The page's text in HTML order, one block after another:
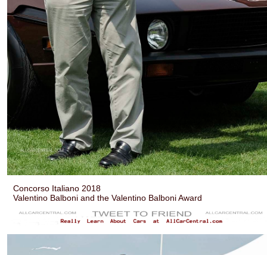
Concorso Italiano 2018
Valentino Balboni and the Valentino Balboni Award